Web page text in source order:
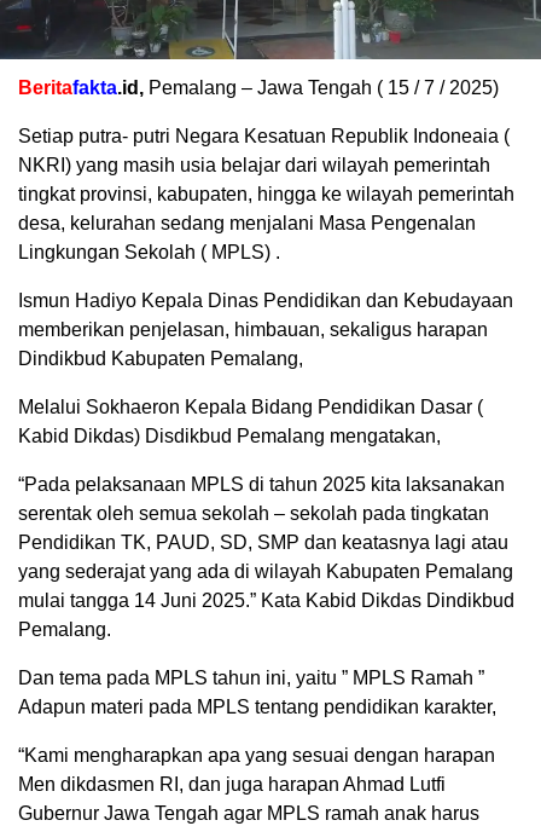
Beritafakta.id, Pemalang – Jawa Tengah ( 15 / 7 / 2025)
Setiap putra- putri Negara Kesatuan Republik Indoneaia (
NKRI) yang masih usia belajar dari wilayah pemerintah
tingkat provinsi, kabupaten, hingga ke wilayah pemerintah
desa, kelurahan sedang menjalani Masa Pengenalan
Lingkungan Sekolah ( MPLS) .
Ismun Hadiyo Kepala Dinas Pendidikan dan Kebudayaan
memberikan penjelasan, himbauan, sekaligus harapan
Dindikbud Kabupaten Pemalang,
Melalui Sokhaeron Kepala Bidang Pendidikan Dasar (
Kabid Dikdas) Disdikbud Pemalang mengatakan,
“Pada pelaksanaan MPLS di tahun 2025 kita laksanakan
serentak oleh semua sekolah – sekolah pada tingkatan
Pendidikan TK, PAUD, SD, SMP dan keatasnya lagi atau
yang sederajat yang ada di wilayah Kabupaten Pemalang
mulai tangga 14 Juni 2025.” Kata Kabid Dikdas Dindikbud
Pemalang.
Dan tema pada MPLS tahun ini, yaitu ” MPLS Ramah ”
Adapun materi pada MPLS tentang pendidikan karakter,
“Kami mengharapkan apa yang sesuai dengan harapan
Men dikdasmen RI, dan juga harapan Ahmad Lutfi
Gubernur Jawa Tengah agar MPLS ramah anak harus